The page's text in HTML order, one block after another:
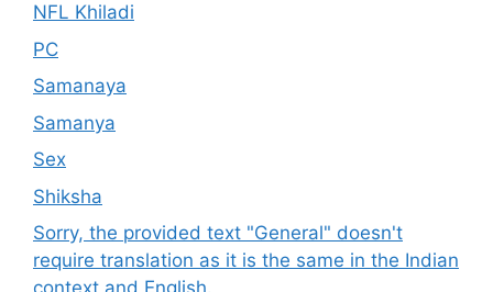
NFL Khiladi
PC
Samanaya
Samanya
Sex
Shiksha
Sorry, the provided text "General" doesn't
require translation as it is the same in the Indian